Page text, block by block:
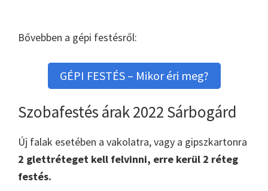
Bővebben a gépi festésről:
GÉPI FESTÉS – Mikor éri meg?
Szobafestés árak 2022 Sárbogárd
Új falak esetében a vakolatra, vagy a gipszkartonra
2 glettréteget kell felvinni, erre kerül 2 réteg
festés.